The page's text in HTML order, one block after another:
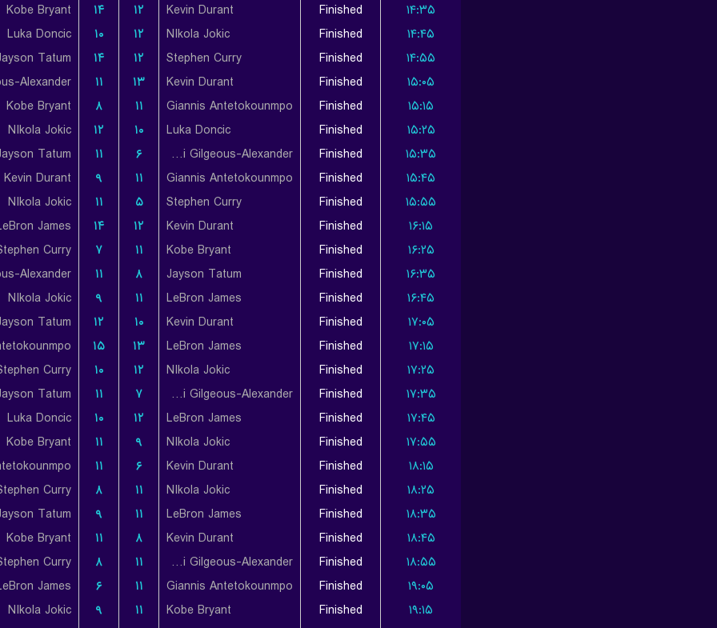
Kobe Bryant
۱۴ ۱۲ Kevin Durant Finished
۱۴:۳۵
Luka Doncic
۱۰ ۱۲ NIkola Jokic Finished
۱۴:۴۵
Tatum
۱۴ ۱۲ Stephen Curry Finished
۱۴:۵۵
۱۱ ۱۳ Kevin Durant Finished
۱۵:۰۵
Kobe Bryant
۸ ۱۱ Giannis Antetokounmpo Finished
۱۵:۱۵
NIkola Jokic
۱۲ ۱۰ Luka Doncic Finished
۱۵:۲۵
Tatum
۱۱ ۶ Shai Gilgeous-Alexander Finished
۱۵:۳۵
Kevin Durant
۹ ۱۱ Giannis Antetokounmpo Finished
۱۵:۴۵
NIkola Jokic
۱۱ ۵ Stephen Curry Finished
۱۵:۵۵
James
۱۴ ۱۲ Kevin Durant Finished
۱۶:۱۵
Curry
۷ ۱۱ Kobe Bryant Finished
۱۶:۲۵
۱۱ ۸ Jayson Tatum Finished
۱۶:۳۵
NIkola Jokic
۹ ۱۱ LeBron James Finished
۱۶:۴۵
Tatum
۱۲ ۱۰ Kevin Durant Finished
۱۷:۰۵
۱۵ ۱۳ LeBron James Finished
۱۷:۱۵
Curry
۱۰ ۱۲ NIkola Jokic Finished
۱۷:۲۵
Tatum
۱۱ ۷ Shai Gilgeous-Alexander Finished
۱۷:۳۵
Luka Doncic
۱۰ ۱۲ LeBron James Finished
۱۷:۴۵
Kobe Bryant
۱۱ ۹ NIkola Jokic Finished
۱۷:۵۵
۱۱ ۶ Kevin Durant Finished
۱۸:۱۵
Curry
۸ ۱۱ NIkola Jokic Finished
۱۸:۲۵
Tatum
۹ ۱۱ LeBron James Finished
۱۸:۳۵
Kobe Bryant
۱۱ ۸ Kevin Durant Finished
۱۸:۴۵
Curry
۸ ۱۱ Shai Gilgeous-Alexander Finished
۱۸:۵۵
James
۶ ۱۱ Giannis Antetokounmpo Finished
۱۹:۰۵
NIkola Jokic
۹ ۱۱ Kobe Bryant Finished
۱۹:۱۵